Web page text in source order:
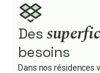
Des
besoins
Dans nos résidences